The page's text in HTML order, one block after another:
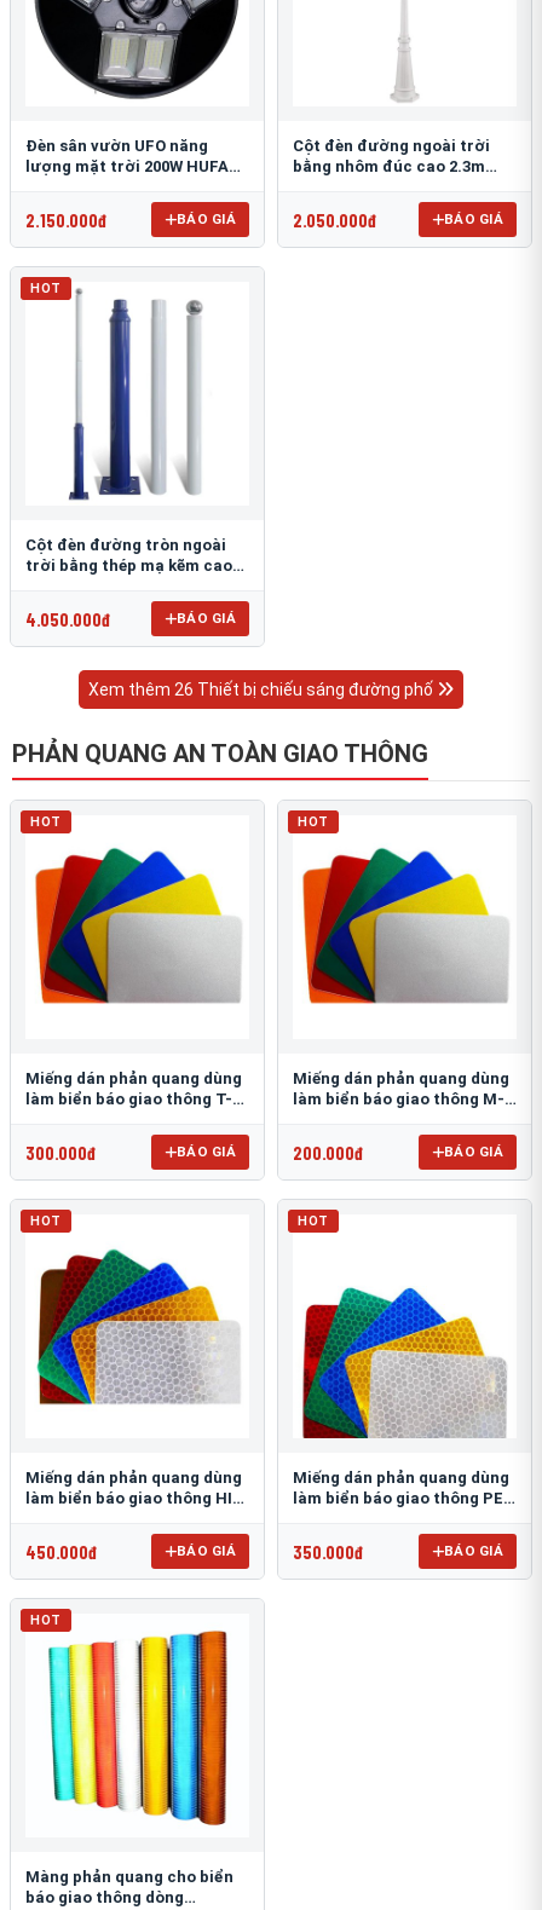
Đèn sân vườn UFO năng
lượng mặt trời 200W HUFA
2.150.000đ BÁO GIÁ
Cột đèn đường ngoài trời
bằng nhôm đúc cao 2.3m
2.050.000đ BÁO GIÁ
HOT
Cột đèn đường tròn ngoài
trời bằng thép mạ kẽm cao
4.050.000đ BÁO GIÁ
Xem thêm 26 Thiết bị chiếu sáng đường phố
PHẢN QUANG AN TOÀN GIAO THÔNG
HOT
Miếng dán phản quang dùng
làm biển báo giao thông T-
300.000đ BÁO GIÁ
HOT
Miếng dán phản quang dùng
làm biển báo giao thông M-
200.000đ BÁO GIÁ
HOT
Miếng dán phản quang dùng
làm biển báo giao thông HIP
450.000đ BÁO GIÁ
HOT
Miếng dán phản quang dùng
làm biển báo giao thông PEG
350.000đ BÁO GIÁ
HOT
Màng phản quang cho biển
báo giao thông dòng